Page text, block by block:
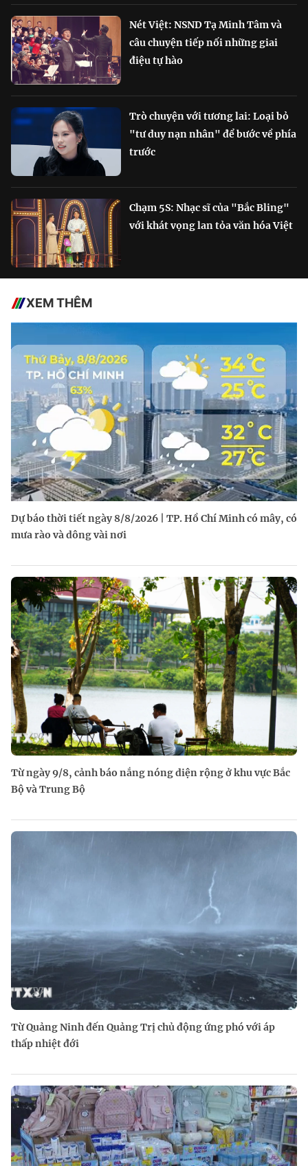
Nét Việt: NSND Tạ Minh Tâm và
câu chuyện tiếp nối những giai
điệu tự hào
Trò chuyện với tương lai: Loại bỏ
"tư duy nạn nhân" để bước về phía
trước
Chạm 5S: Nhạc sĩ của "Bắc Bling"
với khát vọng lan tỏa văn hóa Việt
XEM THÊM
Dự báo thời tiết ngày 8/8/2026 | TP. Hồ Chí Minh có mây, có
mưa rào và dông vài nơi
Từ ngày 9/8, cảnh báo nắng nóng diện rộng ở khu vực Bắc
Bộ và Trung Bộ
Từ Quảng Ninh đến Quảng Trị chủ động ứng phó với áp
thấp nhiệt đới